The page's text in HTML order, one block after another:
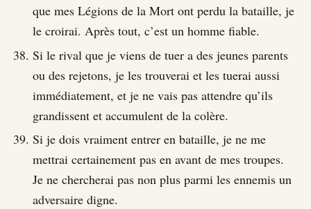
que mes Légions de la Mort ont perdu la bataille, je
le croirai. Après tout, c’est un homme fiable.
Si le rival que je viens de tuer a des jeunes parents
ou des rejetons, je les trouverai et les tuerai aussi
immédiatement, et je ne vais pas attendre qu’ils
grandissent et accumulent de la colère.
Si je dois vraiment entrer en bataille, je ne me
mettrai certainement pas en avant de mes troupes.
Je ne chercherai pas non plus parmi les ennemis un
adversaire digne.